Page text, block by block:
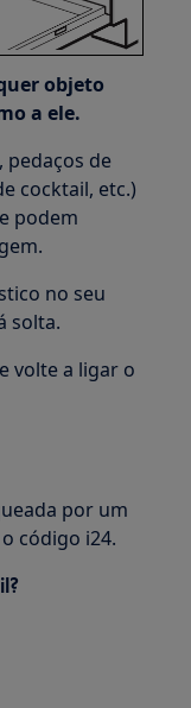
objeto
a ele.
pedaços de
cocktail, etc.)
podem
no seu
solta.
volte a ligar o
por um
código i24.